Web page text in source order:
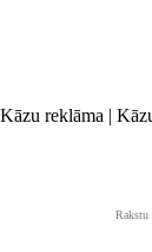
reklāma |
Rakstu